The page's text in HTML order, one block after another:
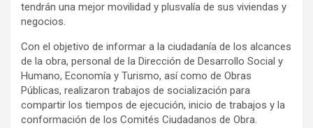
tendrán una mejor movilidad y plusvalía de sus viviendas y
negocios.
Con el objetivo de informar a la ciudadanía de los alcances
de la obra, personal de la Dirección de Desarrollo Social y
Humano, Economía y Turismo, así como de Obras
Públicas, realizaron trabajos de socialización para
compartir los tiempos de ejecución, inicio de trabajos y la
conformación de los Comités Ciudadanos de Obra.